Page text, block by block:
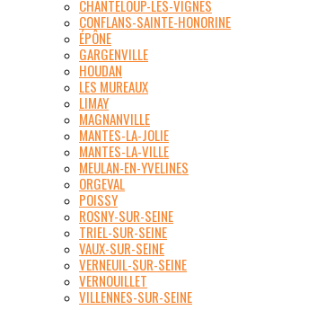
CHANTELOUP-LES-VIGNES
CONFLANS-SAINTE-HONORINE
ÉPÔNE
GARGENVILLE
HOUDAN
LES MUREAUX
LIMAY
MAGNANVILLE
MANTES-LA-JOLIE
MANTES-LA-VILLE
MEULAN-EN-YVELINES
ORGEVAL
POISSY
ROSNY-SUR-SEINE
TRIEL-SUR-SEINE
VAUX-SUR-SEINE
VERNEUIL-SUR-SEINE
VERNOUILLET
VILLENNES-SUR-SEINE